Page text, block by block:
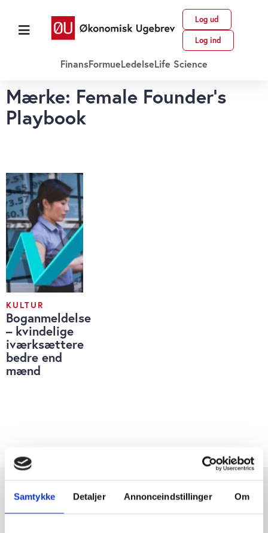
Samtykke Detaljer Annonceindstillinger Om
Log ud
Log ind
FinansFormueLedelseLife Science
Mærke: Female Founder’s
Playbook
KULTUR
Boganmeldelse
– kvindelige
iværksættere
bedre end
mænd